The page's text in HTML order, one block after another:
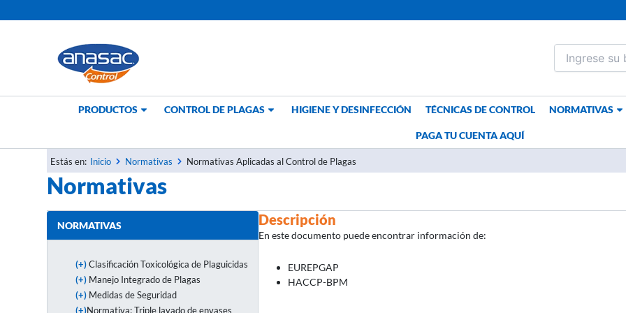
al
PRODUCTOS CONTROL DE PLAGAS HIGIENE Y DESINFECCIÓN TÉCNICAS DE CONTROL NORMATIVAS
PAGA TU CUENTA AQUÍ
Estás en: Inicio Normativas Normativas Aplicadas al Control de Plagas
Normativas
NORMATIVAS
(+)Clasificación Toxicológica de Plaguicidas
(+) Manejo Integrado de Plagas
(+) Medidas de Seguridad
(+)Normativa: Triple lavado de envases
Descripción
En este documento puede encontrar información de:
EUREPGAP
HACCP-BPM